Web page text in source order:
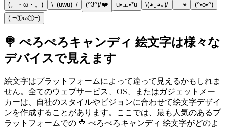
(。・ω・。)
\_(uwu)_/ (^3^)/❤️ u•ェ•*u \(◕‿◕｡)/ ––◉
(^•о•^)
( =①ω①=)
🍭 ぺろぺろキャンディ 絵文字は様々な
デバイスで見えます
絵文字はプラットフォームによって違って見えるかもしれま
せん。全てのウェブサービス、OS、またはガジェットメー
カーは、自社のスタイルやビジョンに合わせて絵文字デザイ
ンを作成することがあります。ここでは、最も人気のあるプ
ラットフォームでの 🍭 ぺろぺろキャンディ 絵文字がどのよ